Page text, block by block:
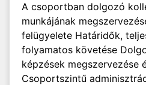
A csoportban dolgozó
munkájának
felügyelete Határidők,
folyamatos követése
képzések megszervezése
Csoportszintű